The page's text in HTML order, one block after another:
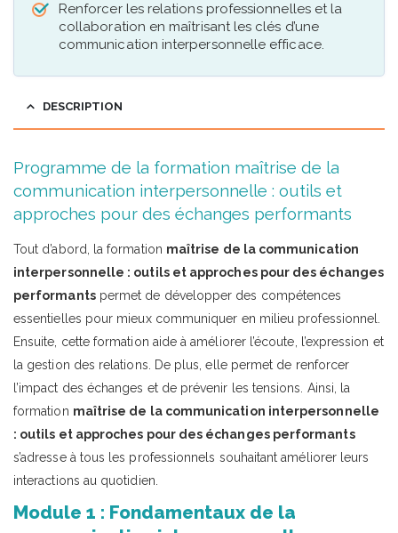
Renforcer les relations professionnelles et la
collaboration en maîtrisant les clés d’une
communication interpersonnelle efficace.
DESCRIPTION
Programme de la formation maîtrise de la
communication interpersonnelle : outils et
approches pour des échanges performants
Tout d’abord, la formation maîtrise de la communication
interpersonnelle : outils et approches pour des échanges
performantspermet de développer des compétences
essentielles pour mieux communiquer en milieu professionnel.
Ensuite, cette formation aide à améliorer l’écoute, l’expression et
la gestion des relations. De plus, elle permet de renforcer
l’impact des échanges et de prévenir les tensions. Ainsi, la
formation maîtrise de la communication interpersonnelle
: outils et approches pour des échanges performants
s’adresse à tous les professionnels souhaitant améliorer leurs
interactions au quotidien.
Module 1 : Fondamentaux de la